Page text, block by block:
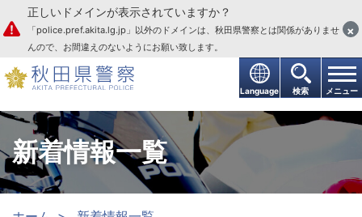
本文へ
Language 検索 メニュー
正しいドメインが表示されていますか？
「police.pref.akita.lg.jp」以外のドメインは、秋田県警察とは関係がありませ
んので、お間違えのないようにお願い致します。
×
新着情報一覧